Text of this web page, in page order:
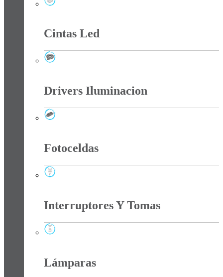
Cintas Led
Drivers Iluminacion
Fotoceldas
Interruptores Y Tomas
Lámparas